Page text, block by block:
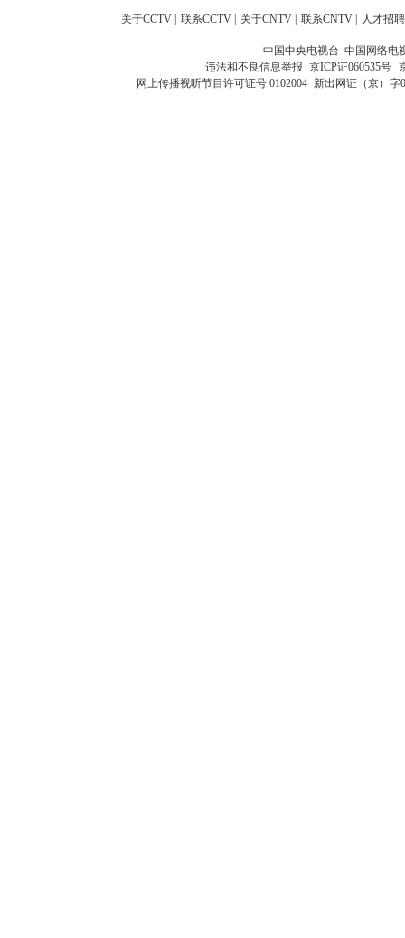
关于CCTV | 联系CCTV | 关于CNTV | 联系CNTV | 人才招聘
中国中央电视台 中国网络电
违法和不良信息举报 京ICP证060535号
网上传播视听节目许可证号 0102004 新出网证（京）